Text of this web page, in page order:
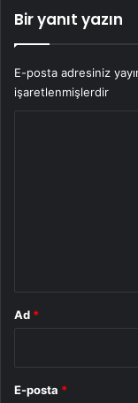
Bir yanıt yazın
E-posta adresiniz
işaretlenmişlerdir
Ad *
E-posta *